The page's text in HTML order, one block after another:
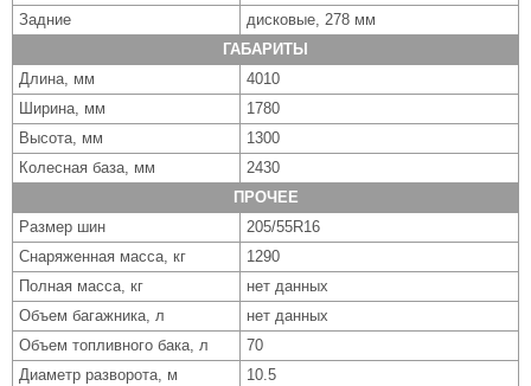
Задние
дисковые, 278 мм
ГАБАРИТЫ
Длина, мм
4010
Ширина, мм
1780
Высота, мм
1300
Колесная база, мм
2430
ПРОЧЕЕ
Размер шин
205/55R16
Снаряженная масса, кг
1290
Полная масса, кг
нет данных
Объем багажника, л
нет данных
Объем топливного бака, л
70
Диаметр разворота, м
10.5